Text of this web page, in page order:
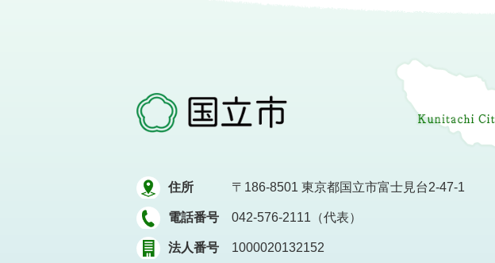
住所 〒186-8501 東京都国立市富士見台2-47-1
電話番号 042-576-2111（代表）
法人番号 1000020132152